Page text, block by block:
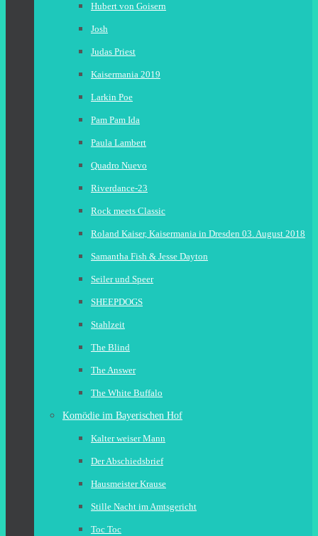
Hubert von Goisern
Josh
Judas Priest
Kaisermania 2019
Larkin Poe
Pam Pam Ida
Paula Lambert
Quadro Nuevo
Riverdance-23
Rock meets Classic
Roland Kaiser, Kaisermania in Dresden 03. August 2018
Samantha Fish & Jesse Dayton
Seiler und Speer
SHEEPDOGS
Stahlzeit
The Blind
The Answer
The White Buffalo
Komödie im Bayerischen Hof
Kalter weiser Mann
Der Abschiedsbrief
Hausmeister Krause
Stille Nacht im Amtsgericht
Toc Toc